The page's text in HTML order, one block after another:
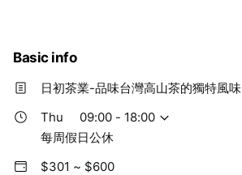
Basic info
日初茶業-品味台灣高山茶的獨特風味
Thu
09:00 - 18:00
每周假日公休
$301 ~ $600